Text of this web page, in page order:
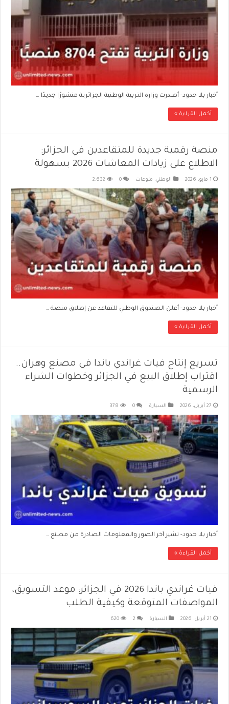
أخبار بلا حدود- أصدرت وزارة التربية الوطنية الجزائرية منشورًا جديدًا …
أكمل القراءة »
منصة رقمية جديدة للمتقاعدين في الجزائر:
الاطلاع على زيادات المعاشات 2026 بسهولة
1 مايو، 2026 الوطني, منوعات 0
2,632
أخبار بلا حدود- أعلن الصندوق الوطني للتقاعد عن إطلاق منصة …
أكمل القراءة »
تسريع إنتاج فيات غراندي باندا في مصنع وهران..
اقتراب إطلاق البيع في الجزائر وخطوات الشراء
الرسمية
27 أبريل، 2026 السيارة 0
378
أخبار بلا حدود- تشير آخر الصور والمعلومات الصادرة من مصنع …
أكمل القراءة »
فيات غراندي باندا 2026 في الجزائر: موعد التسويق،
المواصفات المتوقعة وكيفية الطلب
21 أبريل، 2026 السيارة 2
620